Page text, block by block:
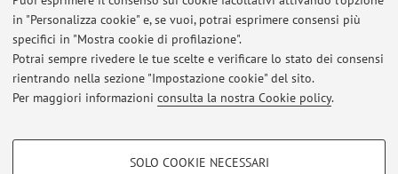
in "Personalizza cookie" e, se vuoi, potrai esprimere consensi più
specifici in "Mostra cookie di profilazione".
Potrai sempre rivedere le tue scelte e verificare lo stato dei consensi
rientrando nella sezione "Impostazione cookie" del sito.
Per maggiori informazioni consulta la nostra Cookie policy.
COOKIE DI PROFILAZIONE - FACOLTATIVI
SOLO COOKIE NECESSARI
Ultimi avvisi
Al momento non sono presenti avvisi.